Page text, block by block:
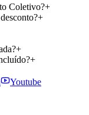
Coletivo?+
+
+
+
Youtube